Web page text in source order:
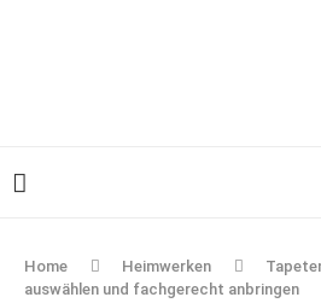
Home Heimwerken
auswählen und fachgerecht anbringen